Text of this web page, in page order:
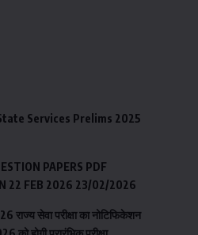
Services Prelims 2025
PAPERS PDF
22 FEB 2026 23/02/2026
सेवा परीक्षा का नोटिफिकेशन